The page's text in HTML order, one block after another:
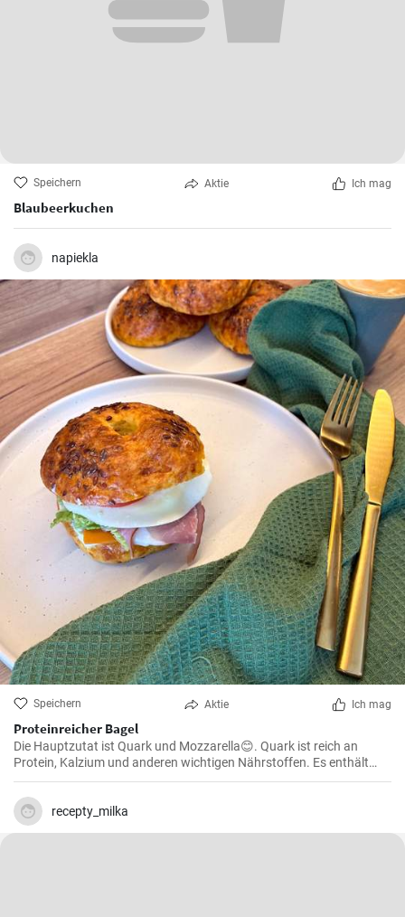
Speichern Aktie Ich mag
Blaubeerkuchen
napiekla
Speichern Aktie Ich mag
Proteinreicher Bagel
Die Hauptzutat ist Quark und Mozzarella😊. Quark ist reich an
Protein, Kalzium und anderen wichtigen Nährstoffen. Es enthält
auch weniger Fett und Kalorien als einige andere Milchprodukte.
Mozzarella ist auch eine gesunde Wahl.
recepty_milka